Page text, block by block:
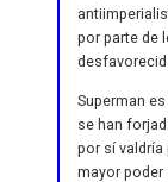
por parte de
Superman
se han
por sí valdría
mayor poder